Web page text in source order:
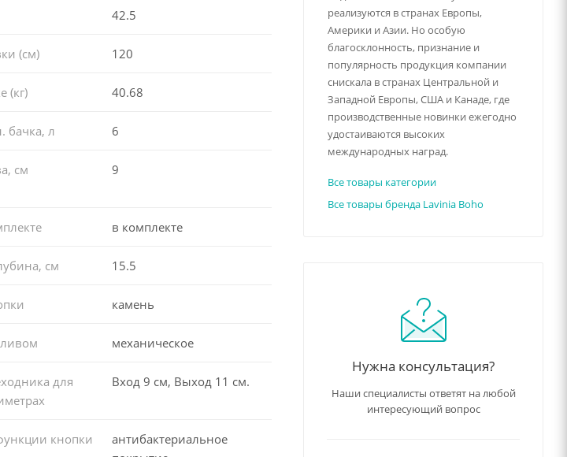
42.5
(см) 120
(кг) 40.68
бачка, л 6
см 9
в комплекте
см 15.5
камень
механическое
для
Вход 9 см, Выход 11 см.
кнопки
антибактериальное
реализуются в странах Европы,
Америки и Азии. Но особую
благосклонность, признание и
популярность продукция компании
снискала в странах Центральной и
Западной Европы, США и Канаде, где
производственные новинки ежегодно
удостаиваются высоких
международных наград.
Все товары категории
Все товары бренда Lavinia Boho
Нужна консультация?
Наши специалисты ответят на любой
интересующий вопрос